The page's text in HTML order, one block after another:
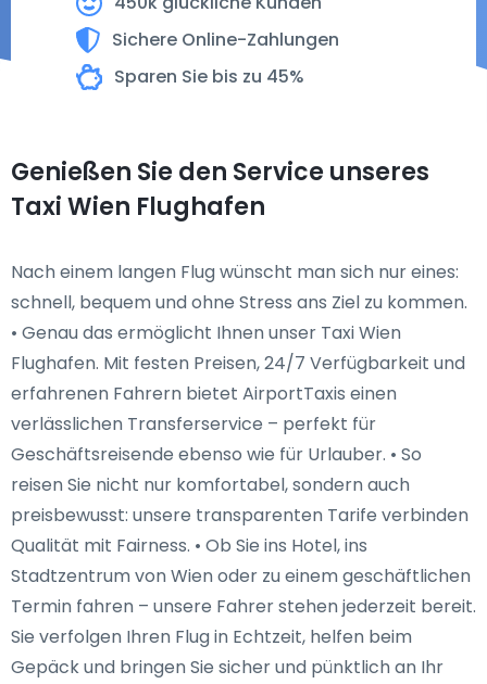
Sichere Online-Zahlungen
Sparen Sie bis zu 45%
Genießen Sie den Service unseres
Taxi Wien Flughafen
Nach einem langen Flug wünscht man sich nur eines:
schnell, bequem und ohne Stress ans Ziel zu kommen.
• Genau das ermöglicht Ihnen unser Taxi Wien
Flughafen. Mit festen Preisen, 24/7 Verfügbarkeit und
erfahrenen Fahrern bietet AirportTaxis einen
verlässlichen Transferservice – perfekt für
Geschäftsreisende ebenso wie für Urlauber. • So
reisen Sie nicht nur komfortabel, sondern auch
preisbewusst: unsere transparenten Tarife verbinden
Qualität mit Fairness. • Ob Sie ins Hotel, ins
Stadtzentrum von Wien oder zu einem geschäftlichen
Termin fahren – unsere Fahrer stehen jederzeit bereit.
Sie verfolgen Ihren Flug in Echtzeit, helfen beim
Gepäck und bringen Sie sicher und pünktlich an Ihr